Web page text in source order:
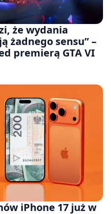
że wydania
żadnego sensu” –
premierą GTA VI
iPhone 17 już w